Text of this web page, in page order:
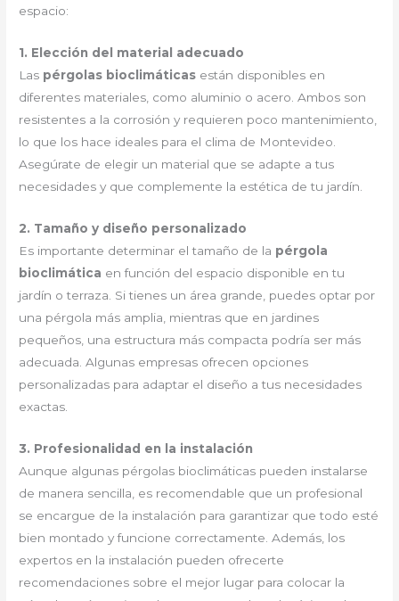
espacio:
1. Elección del material adecuado
Las pérgolas bioclimáticas están disponibles en
diferentes materiales, como aluminio o acero. Ambos son
resistentes a la corrosión y requieren poco mantenimiento,
lo que los hace ideales para el clima de Montevideo.
Asegúrate de elegir un material que se adapte a tus
necesidades y que complemente la estética de tu jardín.
2. Tamaño y diseño personalizado
Es importante determinar el tamaño de la pérgola
bioclimática en función del espacio disponible en tu
jardín o terraza. Si tienes un área grande, puedes optar por
una pérgola más amplia, mientras que en jardines
pequeños, una estructura más compacta podría ser más
adecuada. Algunas empresas ofrecen opciones
personalizadas para adaptar el diseño a tus necesidades
exactas.
3. Profesionalidad en la instalación
Aunque algunas pérgolas bioclimáticas pueden instalarse
de manera sencilla, es recomendable que un profesional
se encargue de la instalación para garantizar que todo esté
bien montado y funcione correctamente. Además, los
expertos en la instalación pueden ofrecerte
recomendaciones sobre el mejor lugar para colocar la